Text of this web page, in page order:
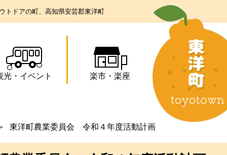
トドアの町、高知県安芸郡東洋町
光 ・ イベント 楽市・楽座
東洋町農業委員会 令和４年度活動計画